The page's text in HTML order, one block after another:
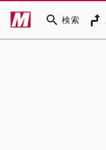
search 検索